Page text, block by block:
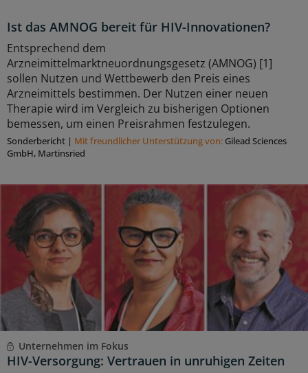
Ist das AMNOG bereit für HIV-Innovationen?
Entsprechend dem
Arzneimittelmarktneuordnungsgesetz (AMNOG) [1]
sollen Nutzen und Wettbewerb den Preis eines
Arzneimittels bestimmen. Der Nutzen einer neuen
Therapie wird im Vergleich zu bisherigen Optionen
bemessen, um einen Preisrahmen festzulegen.
Sonderbericht | Mit freundlicher Unterstützung von: Gilead Sciences
GmbH, Martinsried
Unternehmen im Fokus
HIV-Versorgung: Vertrauen in unruhigen Zeiten